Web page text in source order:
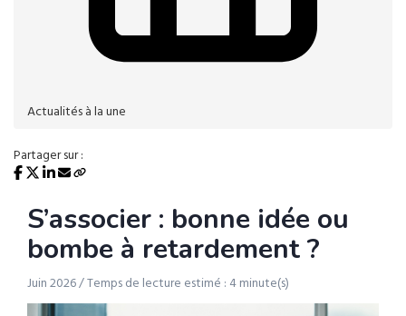
Actualités à la une
Partager sur :
S’associer : bonne idée ou
bombe à retardement ?
Juin 2026 / Temps de lecture estimé : 4 minute(s)